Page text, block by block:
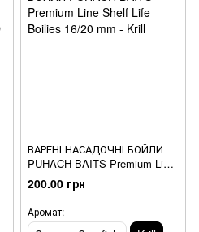
ВАРЕНІ НАСАДОЧНІ БОЙЛИ
PUHACH BAITS Premium Line
Shelf Life Boilies 16/20 mm -
Krill
200.00 грн
Аромат: